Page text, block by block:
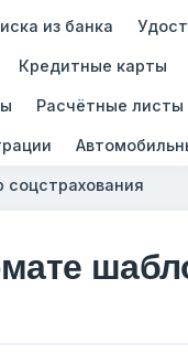
из банка
Кредитные карты
Расчётные листы
соцстрахования